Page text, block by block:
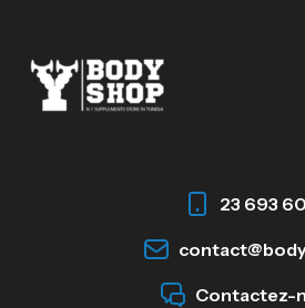
100% Pure Whey –
Omega 3 – 100
Autres
23 693
Contactez-